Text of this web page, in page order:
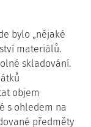
bylo „nějaké
materiálů.
skladování.
objem
s ohledem na
předměty